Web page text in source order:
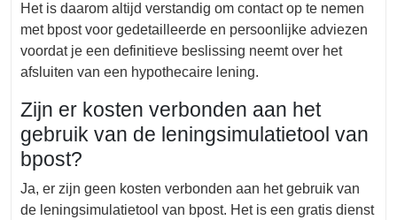
Het is daarom altijd verstandig om contact op te nemen
met bpost voor gedetailleerde en persoonlijke adviezen
voordat je een definitieve beslissing neemt over het
afsluiten van een hypothecaire lening.
Zijn er kosten verbonden aan het
gebruik van de leningsimulatietool van
bpost?
Ja, er zijn geen kosten verbonden aan het gebruik van
de leningsimulatietool van bpost. Het is een gratis dienst